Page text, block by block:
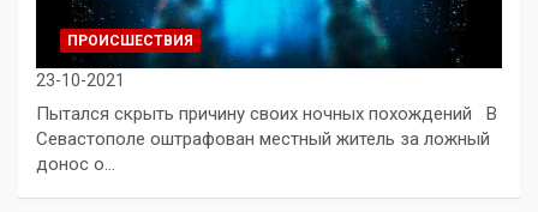
ПРОИСШЕСТВИЯ
23-10-2021
Пытался скрыть причину своих ночных похождений В
Севастополе оштрафован местный житель за ложный
донос о…